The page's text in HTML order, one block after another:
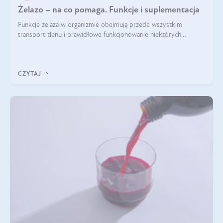
Żelazo – na co pomaga. Funkcje i suplementacja
Funkcje żelaza w organizmie obejmują przede wszystkim
transport tlenu i prawidłowe funkcjonowanie niektórych
CZYTAJ